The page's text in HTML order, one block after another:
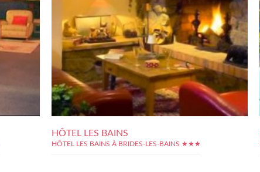
HÔTEL LES BAINS
HÔTEL LES BAINS À BRIDES-LES-BAINS ★★★